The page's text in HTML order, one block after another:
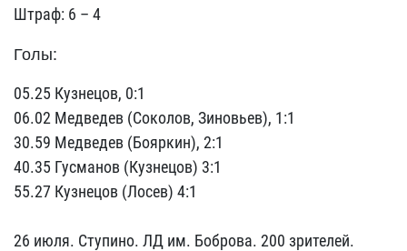
Штраф: 6 – 4
Голы:
05.25 Кузнецов, 0:1
06.02 Медведев (Соколов, Зиновьев), 1:1
30.59 Медведев (Бояркин), 2:1
40.35 Гусманов (Кузнецов) 3:1
55.27 Кузнецов (Лосев) 4:1
26 июля. Ступино. ЛД им. Боброва. 200 зрителей.